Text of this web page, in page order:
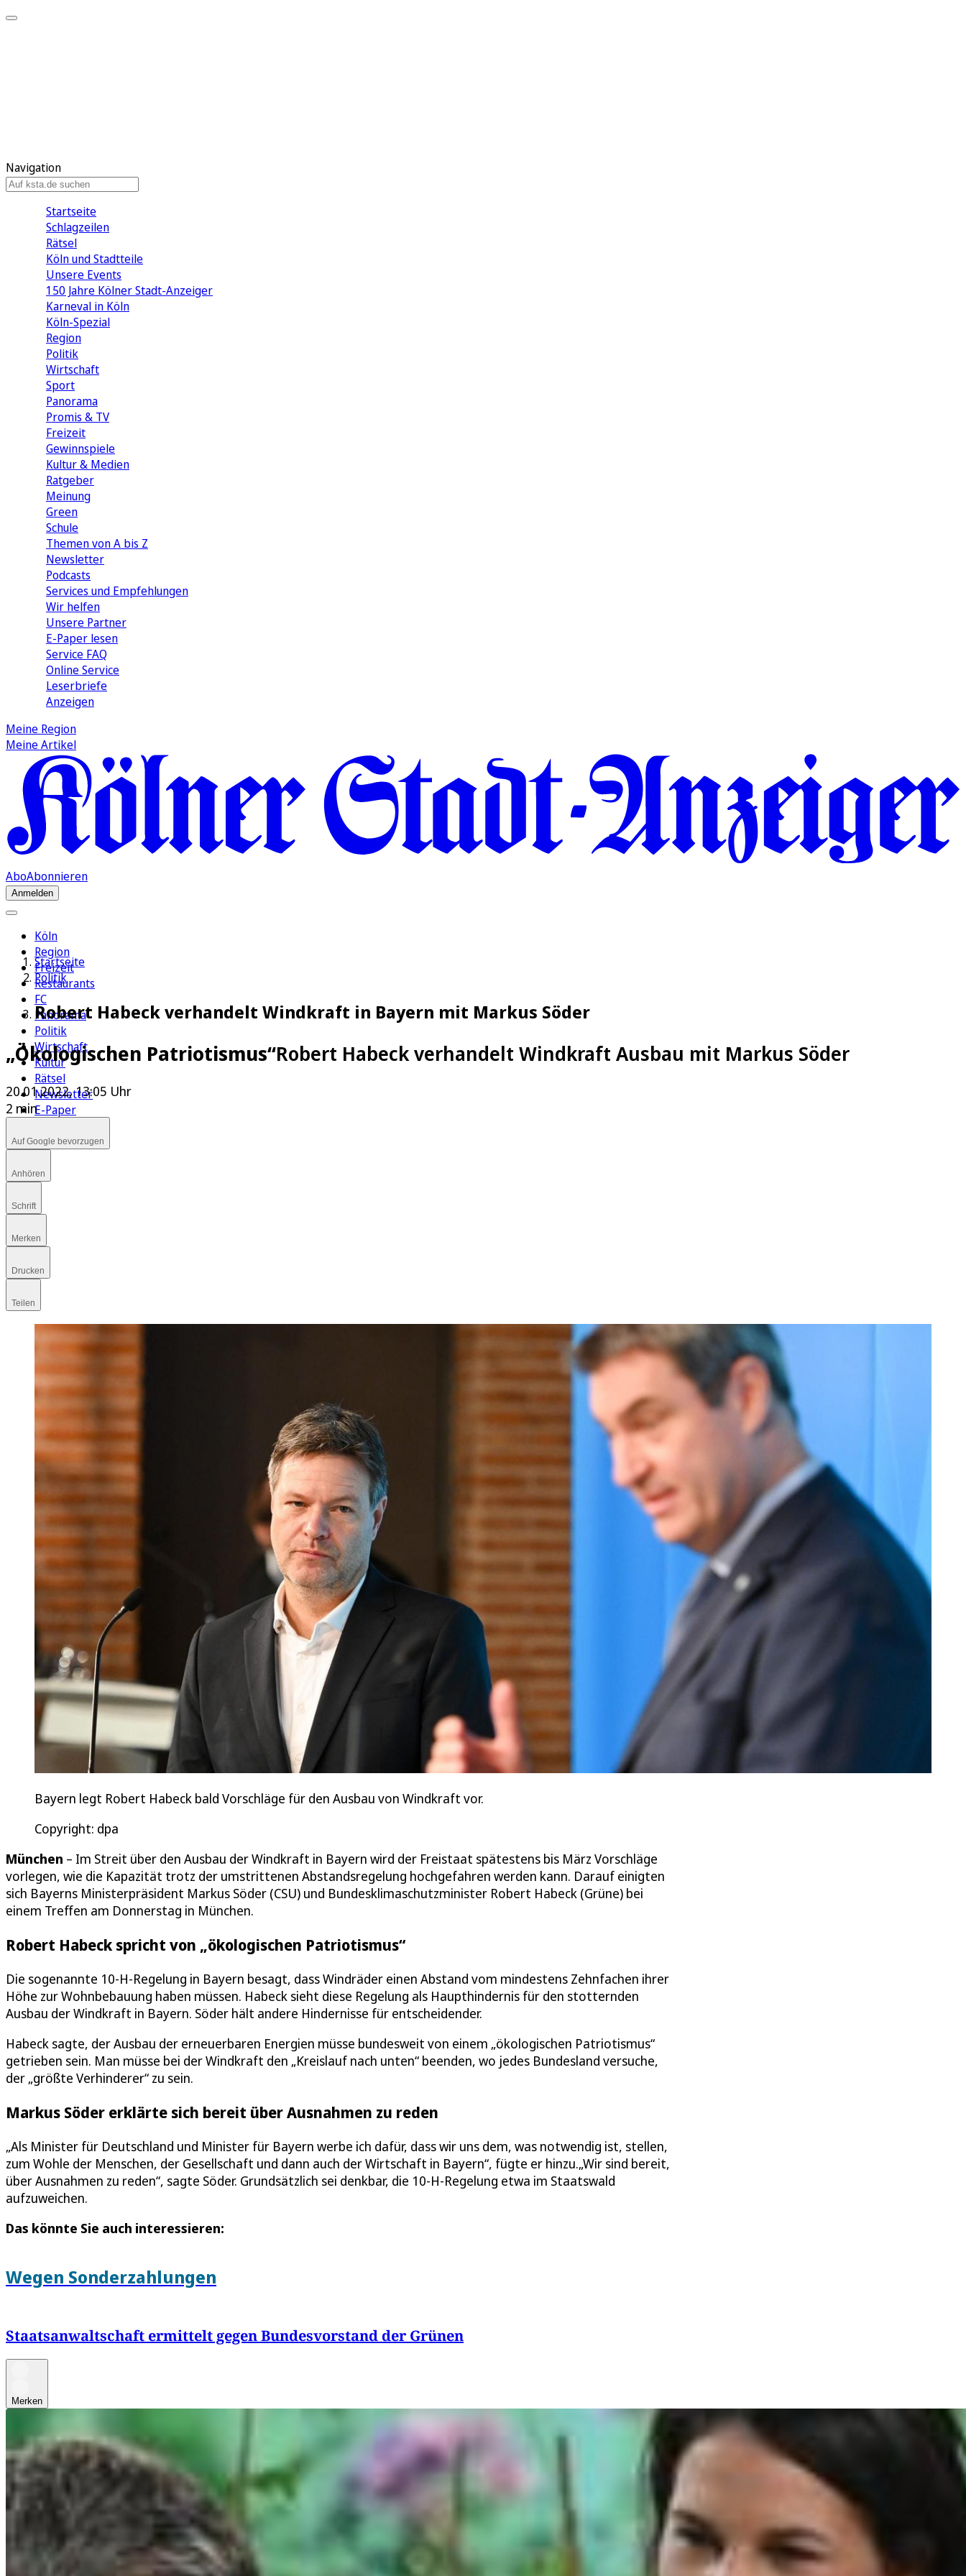
Navigation
Startseite
Schlagzeilen
Rätsel
Köln und Stadtteile
Unsere Events
150 Jahre Kölner Stadt-Anzeiger
Karneval in Köln
Köln-Spezial
Region
Politik
Wirtschaft
Sport
Panorama
Promis & TV
Freizeit
Gewinnspiele
Kultur & Medien
Ratgeber
Meinung
Green
Schule
Themen von A bis Z
Newsletter
Podcasts
Services und Empfehlungen
Wir helfen
Unsere Partner
E-Paper lesen
Service FAQ
Online Service
Leserbriefe
Anzeigen
Meine Region
Meine Artikel
AboAbonnieren
Anmelden
Köln
Region
Freizeit
Restaurants
FC
Panorama
Politik
Wirtschaft
Kultur
Rätsel
Newsletter
E-Paper
Startseite
Politik
Robert Habeck verhandelt Windkraft in Bayern mit Markus Söder
„Ökologischen Patriotismus“Robert Habeck verhandelt Windkraft Ausbau mit Markus Söder
20.01.2022, 13:05 Uhr
2 min
Auf Google bevorzugen
Anhören
Schrift
Merken
Drucken
Teilen
Bayern legt Robert Habeck bald Vorschläge für den Ausbau von Windkraft vor.
Copyright: dpa
München – Im Streit über den Ausbau der Windkraft in Bayern wird der Freistaat spätestens bis März Vorschläge
vorlegen, wie die Kapazität trotz der umstrittenen Abstandsregelung hochgefahren werden kann. Darauf einigten
sich Bayerns Ministerpräsident Markus Söder (CSU) und Bundesklimaschutzminister Robert Habeck (Grüne) bei
einem Treffen am Donnerstag in München.
Robert Habeck spricht von „ökologischen Patriotismus“
Die sogenannte 10-H-Regelung in Bayern besagt, dass Windräder einen Abstand vom mindestens Zehnfachen ihrer
Höhe zur Wohnbebauung haben müssen. Habeck sieht diese Regelung als Haupthindernis für den stotternden
Ausbau der Windkraft in Bayern. Söder hält andere Hindernisse für entscheidender.
Habeck sagte, der Ausbau der erneuerbaren Energien müsse bundesweit von einem „ökologischen Patriotismus“
getrieben sein. Man müsse bei der Windkraft den „Kreislauf nach unten“ beenden, wo jedes Bundesland versuche,
der „größte Verhinderer“ zu sein.
Markus Söder erklärte sich bereit über Ausnahmen zu reden
„Als Minister für Deutschland und Minister für Bayern werbe ich dafür, dass wir uns dem, was notwendig ist, stellen,
zum Wohle der Menschen, der Gesellschaft und dann auch der Wirtschaft in Bayern“, fügte er hinzu.„Wir sind bereit,
über Ausnahmen zu reden“, sagte Söder. Grundsätzlich sei denkbar, die 10-H-Regelung etwa im Staatswald
aufzuweichen.
Das könnte Sie auch interessieren:
Wegen Sonderzahlungen
Staatsanwaltschaft ermittelt gegen Bundesvorstand der Grünen
Merken